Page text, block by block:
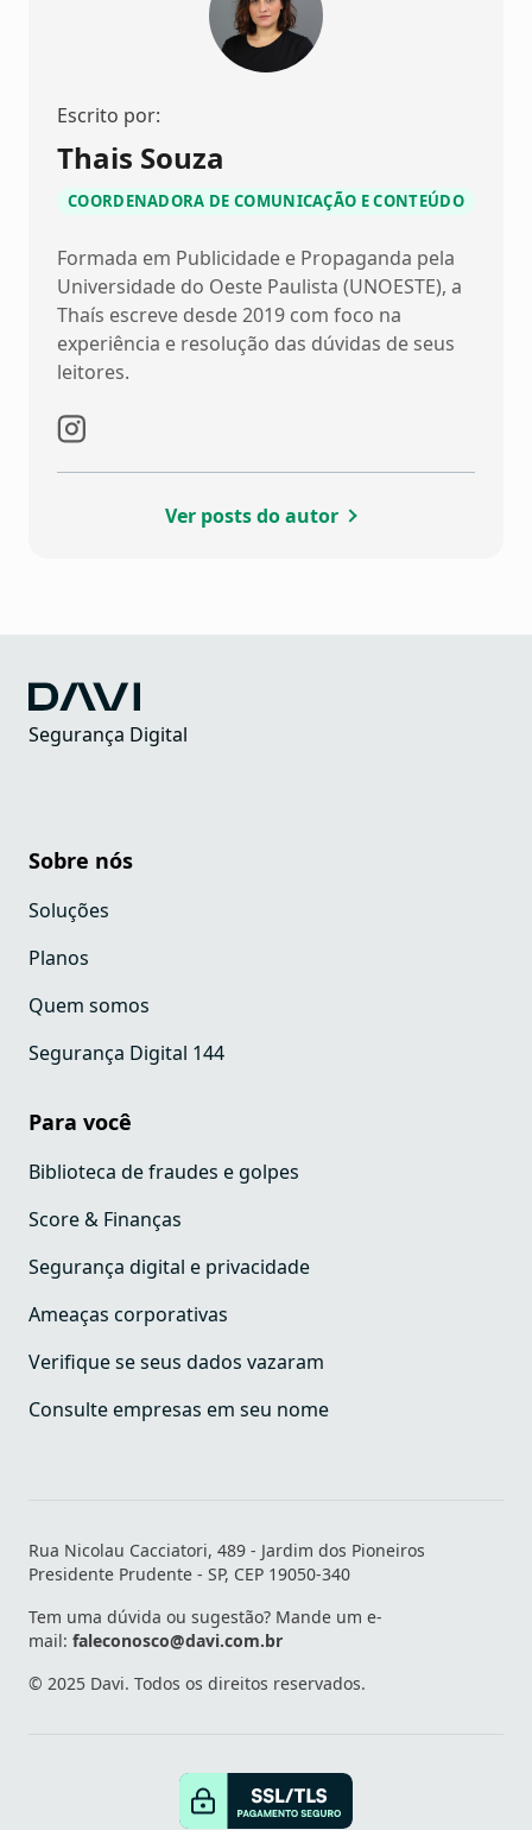
Escrito por:
Thais Souza
COORDENADORA DE COMUNICAÇÃO E CONTEÚDO
Formada em Publicidade e Propaganda pela
Universidade do Oeste Paulista (UNOESTE), a
Thaís escreve desde 2019 com foco na
experiência e resolução das dúvidas de seus
leitores.
Ver posts do autor
Segurança Digital
Sobre nós
Soluções
Planos
Quem somos
Segurança Digital 144
Para você
Biblioteca de fraudes e golpes
Score & Finanças
Segurança digital e privacidade
Ameaças corporativas
Verifique se seus dados vazaram
Consulte empresas em seu nome
Rua Nicolau Cacciatori, 489 - Jardim dos Pioneiros
Presidente Prudente - SP, CEP 19050-340
Tem uma dúvida ou sugestão? Mande um e-
mail: faleconosco@davi.com.br
© 2025 Davi. Todos os direitos reservados.